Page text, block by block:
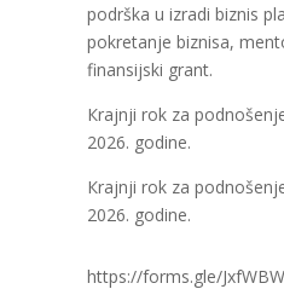
podrška u izradi biznis
pokretanje biznisa,
finansijski grant.
Кrajnji rok za
2026. godine.
Кrajnji rok za
2026. godine.
https://forms.gle/